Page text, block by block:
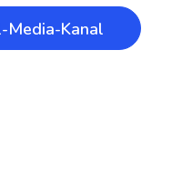
Media-Kanal